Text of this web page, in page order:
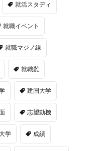
就活スタディ
就職イベント
就職マジノ線
就職難
建国大学
志望動機
学 成績